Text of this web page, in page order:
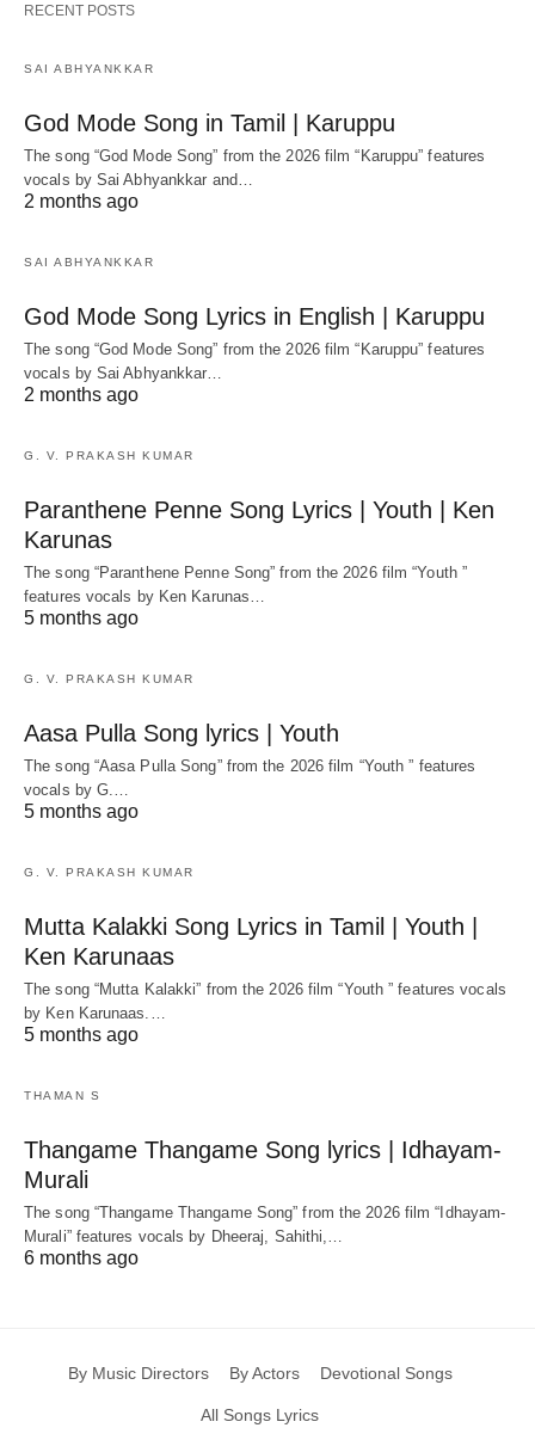
RECENT POSTS
SAI ABHYANKKAR
God Mode Song in Tamil | Karuppu
The song “God Mode Song” from the 2026 film “Karuppu” features
vocals by Sai Abhyankkar‬ and…
2 months ago
SAI ABHYANKKAR
God Mode Song Lyrics in English | Karuppu
The song “God Mode Song” from the 2026 film “Karuppu” features
vocals by Sai Abhyankkar‬…
2 months ago
G. V. PRAKASH KUMAR
Paranthene Penne Song Lyrics | Youth | Ken
Karunas
The song “Paranthene Penne Song” from the 2026 film “Youth ”
features vocals by Ken Karunas…
5 months ago
G. V. PRAKASH KUMAR
Aasa Pulla Song lyrics | Youth
The song “Aasa Pulla Song” from the 2026 film “Youth ” features
vocals by G.…
5 months ago
G. V. PRAKASH KUMAR
Mutta Kalakki Song Lyrics in Tamil | Youth |
Ken Karunaas
The song “Mutta Kalakki” from the 2026 film “Youth ” features vocals
by Ken Karunaas.…
5 months ago
THAMAN S
Thangame Thangame Song lyrics | Idhayam-
Murali
The song “Thangame Thangame Song” from the 2026 film “Idhayam-
Murali” features vocals by Dheeraj, Sahithi,…
6 months ago
By Music Directors By Actors Devotional Songs
All Songs Lyrics